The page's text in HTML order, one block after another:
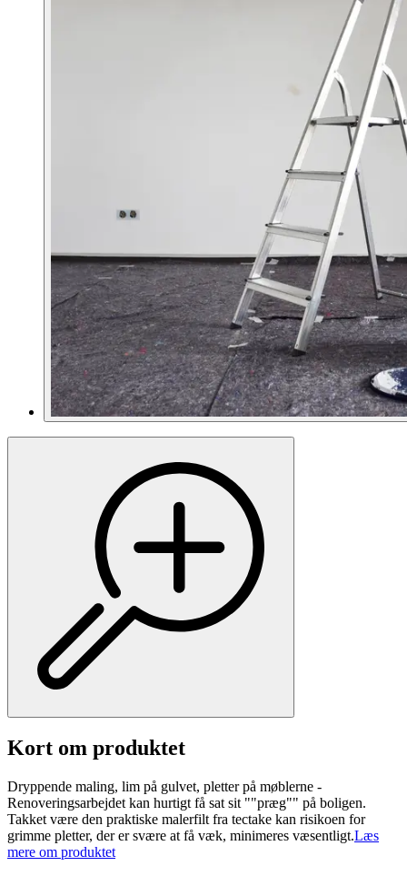
Kort om produktet
Dryppende maling, lim på gulvet, pletter på møblerne -
Renoveringsarbejdet kan hurtigt få sat sit ""præg"" på boligen.
Takket være den praktiske malerfilt fra tectake kan risikoen for
grimme pletter, der er svære at få væk, minimeres væsentligt.Læs
mere om produktet